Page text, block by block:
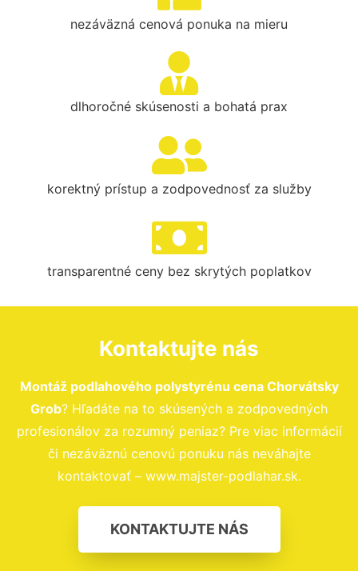
nezáväzná cenová ponuka na mieru
dlhoročné skúsenosti a bohatá prax
korektný prístup a zodpovednosť za služby
transparentné ceny bez skrytých poplatkov
Kontaktujte nás
Montáž podlahového polystyrénu cena Chorvátsky
Grob? Hľadáte na to skúsených a zodpovedných
profesionálov za rozumný peniaz? Pre viac informácií
či nezáväznú cenovú ponuku nás neváhajte
kontaktovať – www.majster-podlahar.sk.
KONTAKTUJTE NÁS